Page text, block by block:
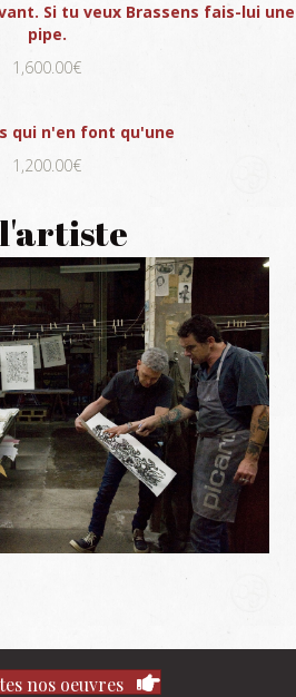
Si tu veux Brassens fais-lui une
pipe.
1,600.00€
qui n'en font qu'une
1,200.00€
nos oeuvres